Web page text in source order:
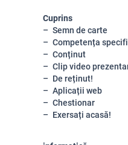
Cuprins
Semn de carte
Competența
Conținut
Clip video
De reținut!
Aplicații web
Chestionar
Exersați acasă!